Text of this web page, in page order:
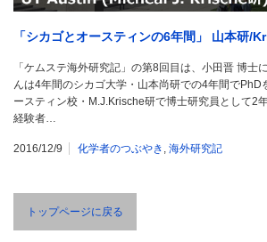
「シカゴとオースティンの6年間」 山本研/
「ケムステ海外研究記」の第8回目は、小田晋 博士
んは4年間のシカゴ大学・山本尚研での4年間でPhD
ースティン校・M.J.Krische研で博士研究員として2
経験者…
2016/12/9 化学者のつぶやき , 海外研究記
トップページに戻る